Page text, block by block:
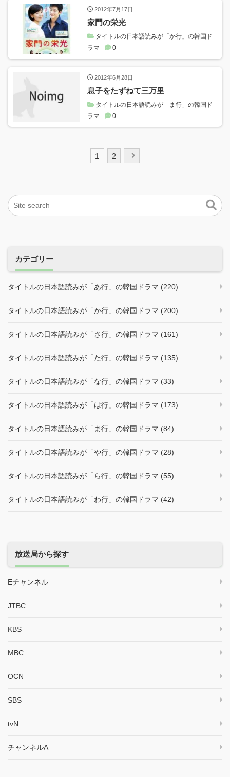
2012年7月17日
家門の栄光
タイトルの日本語読みが「か行」の韓国ド
ラマ
0
2012年6月28日
息子をたずねて三万里
タイトルの日本語読みが「ま行」の韓国ド
ラマ
0
ゲ
ー
1 2
カテゴリー
タイトルの日本語読みが「あ行」の韓国ドラマ (220)
タイトルの日本語読みが「か行」の韓国ドラマ (200)
タイトルの日本語読みが「さ行」の韓国ドラマ (161)
タイトルの日本語読みが「た行」の韓国ドラマ (135)
タイトルの日本語読みが「な行」の韓国ドラマ (33)
タイトルの日本語読みが「は行」の韓国ドラマ (173)
タイトルの日本語読みが「ま行」の韓国ドラマ (84)
タイトルの日本語読みが「や行」の韓国ドラマ (28)
タイトルの日本語読みが「ら行」の韓国ドラマ (55)
タイトルの日本語読みが「わ行」の韓国ドラマ (42)
放送局から探す
Eチャンネル
JTBC
KBS
MBC
OCN
SBS
tvN
チャンネルA